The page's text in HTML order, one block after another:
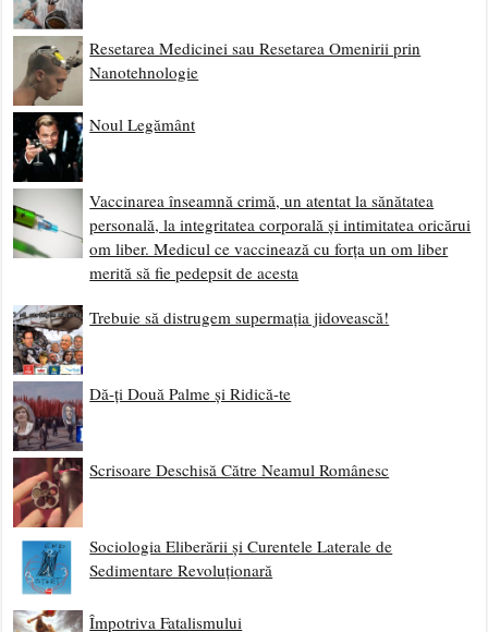
Resetarea Medicinei sau Resetarea Omenirii prin
Nanotehnologie
Noul Legământ
Vaccinarea înseamnă crimă, un atentat la sănătatea
personală, la integritatea corporală și intimitatea oricărui
om liber. Medicul ce vaccinează cu forța un om liber
merită să fie pedepsit de acesta
Trebuie să distrugem supermația jidovească!
Dă-ți Două Palme și Ridică-te
Scrisoare Deschisă Către Neamul Românesc
Sociologia Eliberării și Curentele Laterale de
Sedimentare Revoluționară
Împotriva Fatalismului